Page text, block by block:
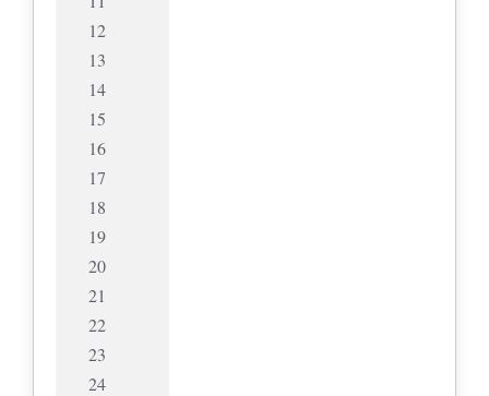
12
13
14
15
16
17
18
19
20
21
22
23
24